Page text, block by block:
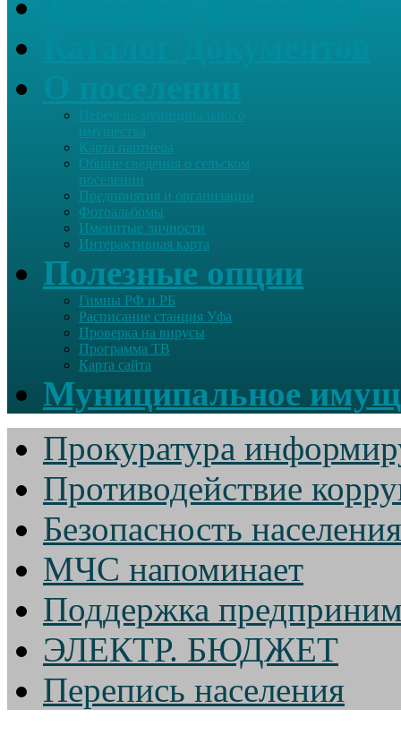
Перечень муниципального
имущества
Карта партнера
Общие сведения о сельском
поселении
Предприятия и организации
Фотоальбомы
Именитые личности
Интерактивная карта
Полезные опции
Гимны РФ и РБ
Расписание станция Уфа
Проверка на вирусы
Программа ТВ
Карта сайта
Муниципальное
Прокуратура
Противодействие
Безопасность населения
МЧС напоминает
Поддержка
ЭЛЕКТР. БЮДЖЕТ
Перепись населения